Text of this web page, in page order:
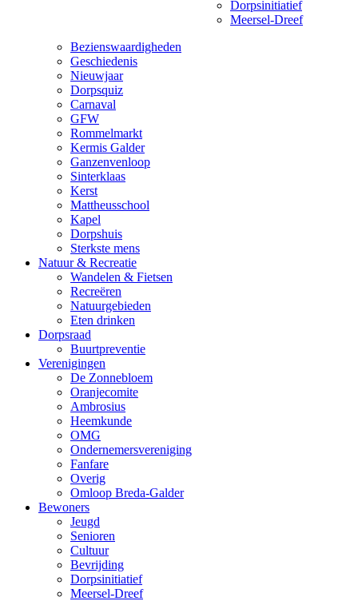
Dorpsinitiatief
Meersel-Dreef
Bezienswaardigheden
Geschiedenis
Nieuwjaar
Dorpsquiz
Carnaval
GFW
Rommelmarkt
Kermis Galder
Ganzenvenloop
Sinterklaas
Kerst
Mattheusschool
Kapel
Dorpshuis
Sterkste mens
Natuur & Recreatie
Wandelen & Fietsen
Recreëren
Natuurgebieden
Eten drinken
Dorpsraad
Buurtpreventie
Verenigingen
De Zonnebloem
Oranjecomite
Ambrosius
Heemkunde
OMG
Ondernemersvereniging
Fanfare
Overig
Omloop Breda-Galder
Bewoners
Jeugd
Senioren
Cultuur
Bevrijding
Dorpsinitiatief
Meersel-Dreef